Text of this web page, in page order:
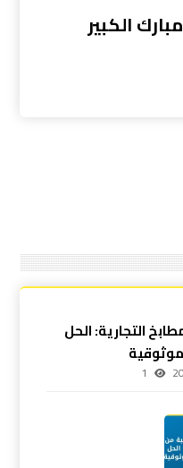
الكبير
التجارية: الحل
موثوقية
1